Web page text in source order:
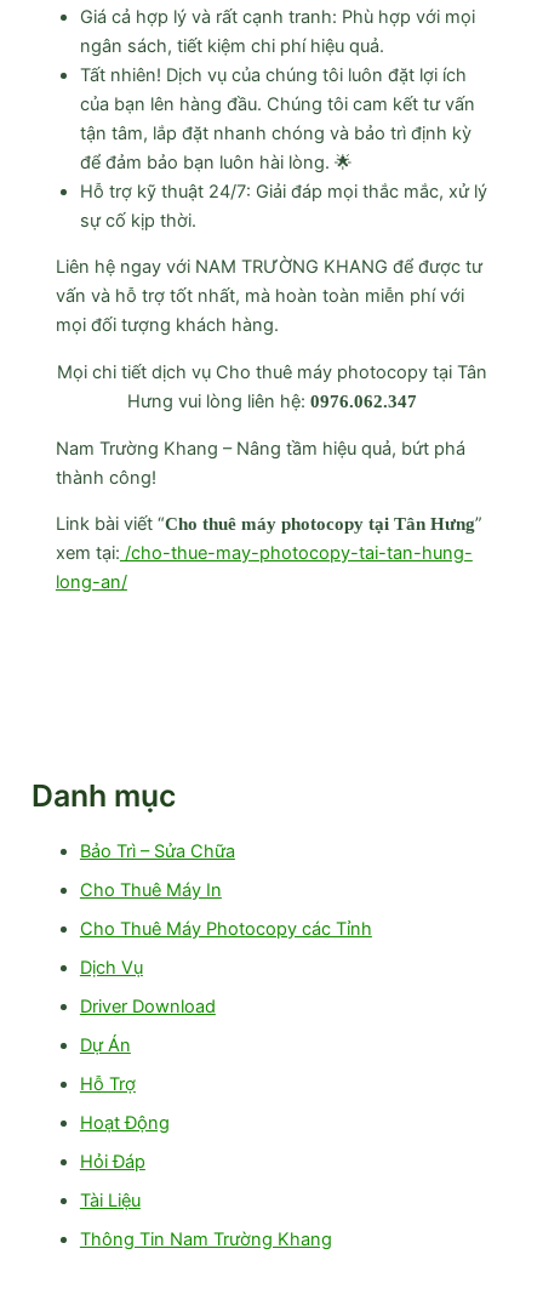
Giá cả hợp lý và rất cạnh tranh: Phù hợp với mọi
ngân sách, tiết kiệm chi phí hiệu quả.
Tất nhiên! Dịch vụ của chúng tôi luôn đặt lợi ích
của bạn lên hàng đầu. Chúng tôi cam kết tư vấn
tận tâm, lắp đặt nhanh chóng và bảo trì định kỳ
để đảm bảo bạn luôn hài lòng. 🌟
Hỗ trợ kỹ thuật 24/7: Giải đáp mọi thắc mắc, xử lý
sự cố kịp thời.
Liên hệ ngay với NAM TRƯỜNG KHANG để được tư
vấn và hỗ trợ tốt nhất, mà hoàn toàn miễn phí với
mọi đối tượng khách hàng.
Mọi chi tiết dịch vụ Cho thuê máy photocopy tại Tân
Hưng vui lòng liên hệ: 0976.062.347
Nam Trường Khang – Nâng tầm hiệu quả, bứt phá
thành công!
Link bài viết “Cho thuê máy photocopy tại Tân Hưng”
xem tại: /cho-thue-may-photocopy-tai-tan-hung-
long-an/
Danh mục
Bảo Trì – Sửa Chữa
Cho Thuê Máy In
Cho Thuê Máy Photocopy các Tỉnh
Dịch Vụ
Driver Download
Dự Án
Hỗ Trợ
Hoạt Động
Hỏi Đáp
Tài Liệu
Thông Tin Nam Trường Khang